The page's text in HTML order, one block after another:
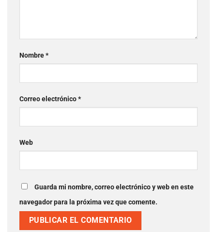
Nombre*
Correo electrónico*
Web
Guarda mi nombre, correo electrónico y web en este
navegador para la próxima vez que comente.